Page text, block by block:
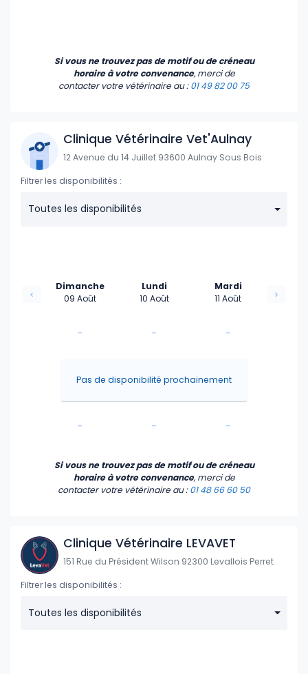
Si vous ne trouvez pas de motif ou de créneau
horaire à votre convenance, merci de
contacter votre vétérinaire au :01 49 82 00 75
Clinique Vétérinaire Vet'Aulnay
12 Avenue du 14 Juillet 93600 Aulnay Sous Bois
Filtrer les disponibilités :
Toutes les disponibilités
Dimanche
09 Août
-
-
Lundi
10 Août
-
-
Mardi
11 Août
-
-
Pas de disponibilité prochainement
Si vous ne trouvez pas de motif ou de créneau
horaire à votre convenance, merci de
contacter votre vétérinaire au :01 48 66 60 50
Clinique Vétérinaire LEVAVET
151 Rue du Président Wilson 92300 Levallois Perret
Filtrer les disponibilités :
Toutes les disponibilités